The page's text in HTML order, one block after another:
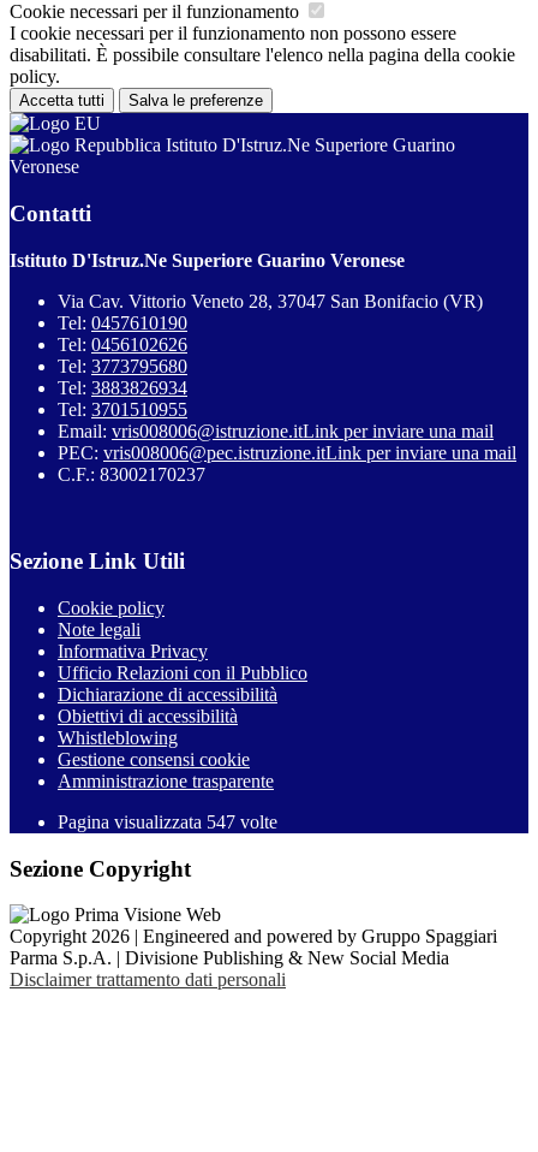
Cookie necessari per il funzionamento
I cookie necessari per il funzionamento non possono essere
disabilitati. È possibile consultare l'elenco nella pagina della cookie
policy.
Accetta tutti Salva le preferenze
Istituto D'Istruz.Ne Superiore Guarino
Veronese
Contatti
Istituto D'Istruz.Ne Superiore Guarino Veronese
Via Cav. Vittorio Veneto 28, 37047 San Bonifacio (VR)
Tel: 0457610190
Tel: 0456102626
Tel: 3773795680
Tel: 3883826934
Tel: 3701510955
Email: vris008006@istruzione.itLink per inviare una mail
PEC: vris008006@pec.istruzione.itLink per inviare una mail
C.F.: 83002170237
Sezione Link Utili
Cookie policy
Note legali
Informativa Privacy
Ufficio Relazioni con il Pubblico
Dichiarazione di accessibilità
Obiettivi di accessibilità
Whistleblowing
Gestione consensi cookie
Amministrazione trasparente
Pagina visualizzata 547 volte
Sezione Copyright
Copyright 2026 | Engineered and powered by Gruppo Spaggiari
Parma S.p.A. | Divisione Publishing & New Social Media
Disclaimer trattamento dati personali